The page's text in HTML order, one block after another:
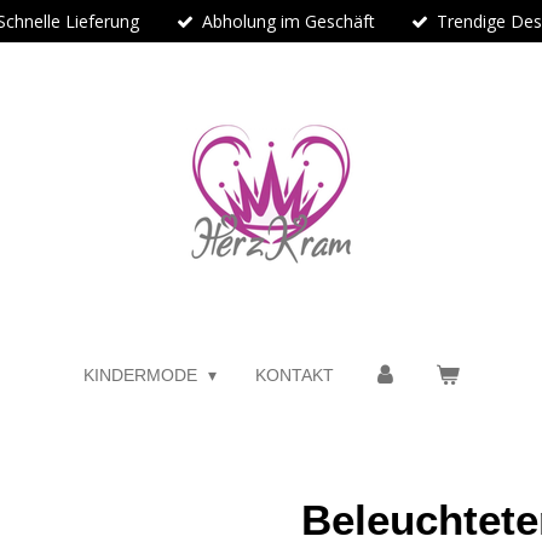
Lieferung Abholung im Geschäft Trendige
KINDERMODE KONTAKT